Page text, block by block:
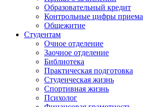
Образовательный кредит
Контрольные цифры приема
Общежитие
Студентам
Очное отделение
Заочное отделение
Библиотека
Практическая подготовка
Студенческая жизнь
Спортивная жизнь
Психолог